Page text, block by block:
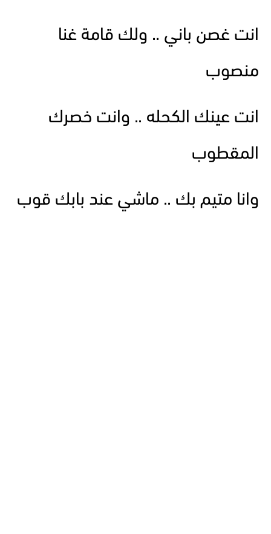
انت غصن باني .. ولك قامة غنا
منصوب
انت عينك الكحله .. وانت خصرك
المقطوب
وانا متيم بك .. ماشي عند بابك قوب